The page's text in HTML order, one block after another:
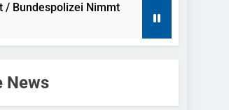
/ Bundespolizei Nimmt
News